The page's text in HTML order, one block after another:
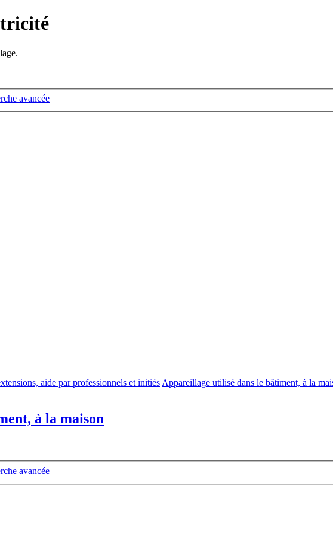
avancée
aide par professionnels et initiésAppareillage utilisé dans le bâtiment, à la
à la maison
avancée